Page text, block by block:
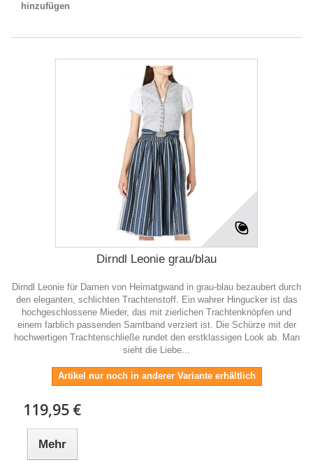
hinzufügen
Dirndl Leonie grau/blau
Dirndl Leonie für Damen von Heimatgwand in grau-blau bezaubert durch
den eleganten, schlichten Trachtenstoff. Ein wahrer Hingucker ist das
hochgeschlossene Mieder, das mit zierlichen Trachtenknöpfen und
einem farblich passenden Samtband verziert ist. Die Schürze mit der
hochwertigen Trachtenschließe rundet den erstklassigen Look ab. Man
sieht die Liebe...
Artikel nur noch in anderer Variante erhältlich
119,95 €
Mehr